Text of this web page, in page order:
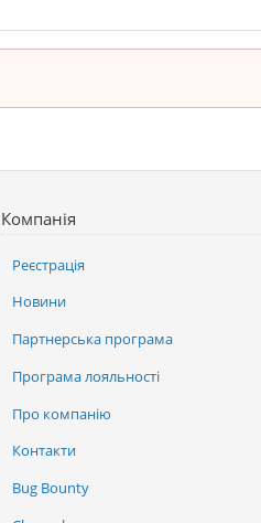
Компанія
Реєстрація
Новини
Партнерська програма
Програма лояльності
Про компанію
Контакти
Bug Bounty